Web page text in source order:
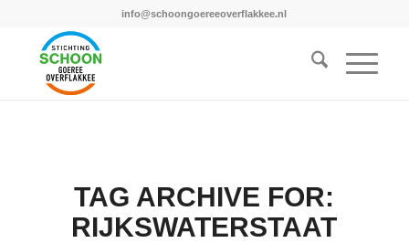
info@schoongoereeoverflakkee.nl
TAG ARCHIVE FOR:
RIJKSWATERSTAAT